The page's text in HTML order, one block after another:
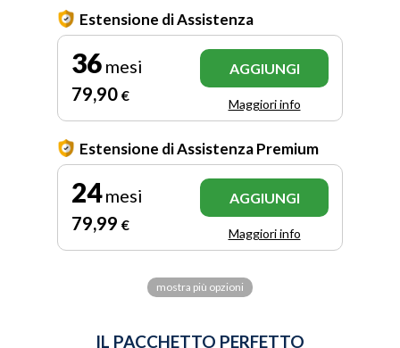
Estensione di Assistenza
36 mesi
79,90 €
AGGIUNGI
Maggiori info
Estensione di Assistenza Premium
24mesi
79,99 €
AGGIUNGI
Maggiori info
mostra più opzioni
IL PACCHETTO PERFETTO